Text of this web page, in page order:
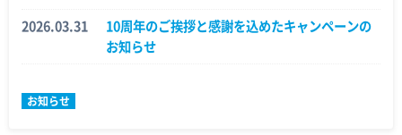
2026.03.31
10周年のご挨拶と感謝を込めたキャンペーンの
お知らせ
お知らせ